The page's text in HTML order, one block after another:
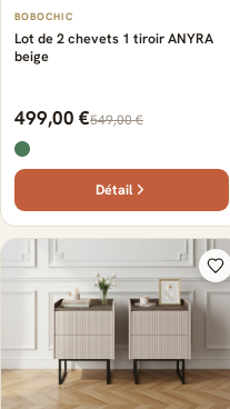
BOBOCHIC
Lot de 2 chevets 1 tiroir ANYRA
beige
499,00 €549,00 €
Détail